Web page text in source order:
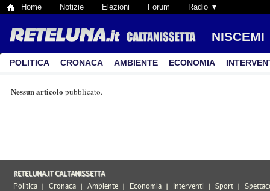
Home Notizie Elezioni Forum Radio ▼
NISCEMI
POLITICA CRONACA AMBIENTE ECONOMIA
Nessun articolo pubblicato.